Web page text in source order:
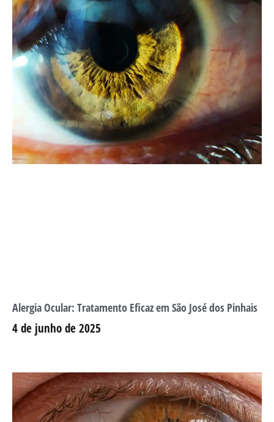
Alergia Ocular: Tratamento Eficaz em São José dos Pinhais
4 de junho de 2025